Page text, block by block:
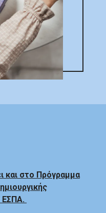
και στο Πρόγραμμα
ΕΣΠΑ.